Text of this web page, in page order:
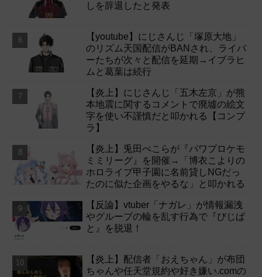
しを辞退したと発表
【youtube】にじさんじ「塚原大地」
のリズム天国配信がBANされ、ライバ
ーたちが次々と配信を延期→イブラヒ
ムと葛葉は続行
【炎上】にじさんじ「五木左京」が熊
本地震に関するコメントで廃墟の絵文
字を使い不謹慎だと叩かれる【コンプ
ラ】
【炎上】兎田ぺこらが『パワプロケモ
ミミリーグ』を開催→「博衣こよりの
ホロライブ甲子園に名前貸しNGだっ
たのに似た企画をやるな」と叩かれる
【反論】vtuber「ナガレ」が情報漏洩
やグループの輪を乱す行為で『びじぱ
と』を脱退！
【炎上】配信者「おえちゃん」が布団
ちゃんや任天堂規約や好き嫌い.comの